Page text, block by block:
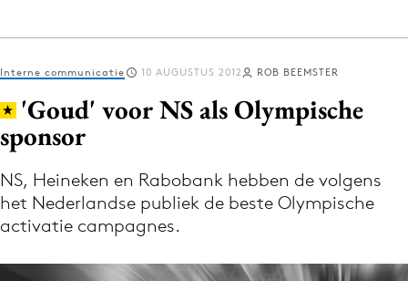
Log in
Volg het laatste nieuws via de Adformatie
Nieuws app
Interne communicatie 10 AUGUSTUS 2012 ROB BEEMSTER
'Goud' voor NS als Olympische
sponsor
NS, Heineken en Rabobank hebben de volgens
het Nederlandse publiek de beste Olympische
activatie campagnes.